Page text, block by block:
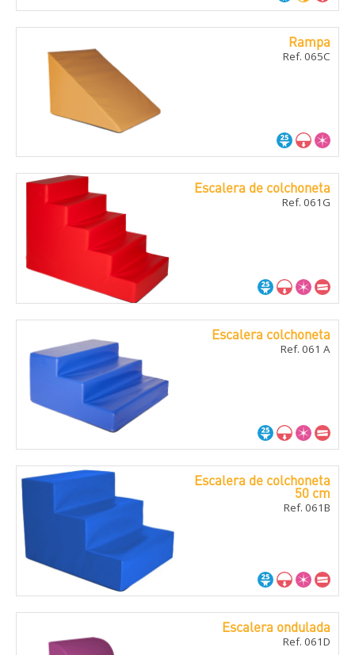
Rampa
Ref. 065C
Escalera de colchoneta
Ref. 061G
Escalera colchoneta
Ref. 061 A
Escalera de colchoneta
50 cm
Ref. 061B
Escalera ondulada
Ref. 061D